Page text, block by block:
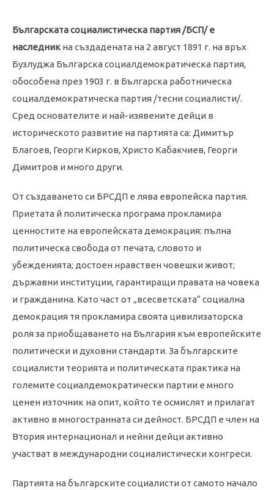
Българската социалистическа партия /БСП/ е
наследник на създадената на 2 август 1891 г. на връх
Бузлуджа Българска социалдемократическа партия,
обособена през 1903 г. в Българска работническа
социалдемократическа партия /тесни социалисти/.
Сред основателите и най-изявените дейци в
историческото развитие на партията са: Димитър
Благоев, Георги Кирков, Христо Кабакчиев, Георги
Димитров и много други.
От създаването си БРСДП е лява европейска партия.
Приетата й политическа програма прокламира
ценностите на европейската демокрация: пълна
политическа свобода от печата, словото и
убежденията; достоен нравствен човешки живот;
държавни институции, гарантиращи правата на човека
и гражданина. Като част от „всесветската“ социална
демокрация тя прокламира своята цивилизаторска
роля за приобщаването на България към европейските
политически и духовни стандарти. За българските
социалисти теорията и политическата практика на
големите социалдемократически партии е много
ценен източник на опит, който те осмислят и прилагат
активно в многостранната си дейност. БРСДП е член на
Втория интернационал и нейни дейци активно
участват в международни социалистически конгреси.
Партията на българските социалисти от самото начало